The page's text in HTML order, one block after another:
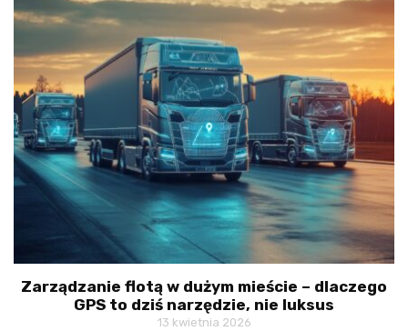
Zarządzanie flotą w dużym mieście – dlaczego
GPS to dziś narzędzie, nie luksus
13 kwietnia 2026